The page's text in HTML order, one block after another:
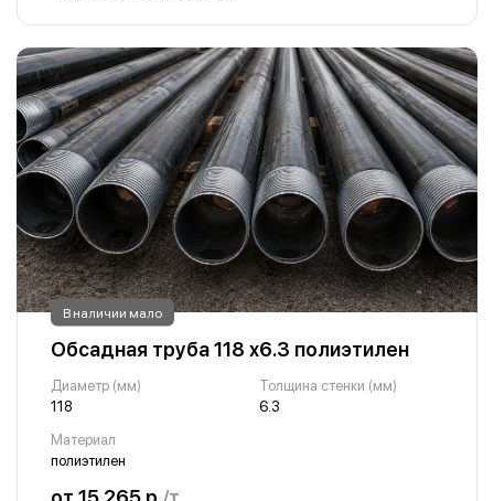
В наличии мало
Обсадная труба 118 х6.3 полиэтилен
Диаметр (мм)
118
Толщина стенки (мм)
6.3
Материал
полиэтилен